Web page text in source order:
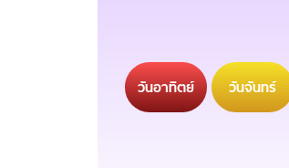
วันอาทิตย์ วันจันทร์